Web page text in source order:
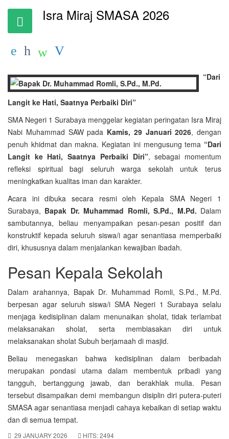
Isra Miraj SMASA 2026
“Dari
Langit ke Hati, Saatnya Perbaiki Diri”
SMA Negeri 1 Surabaya menggelar kegiatan peringatan Isra Miraj
Nabi Muhammad SAW pada Kamis, 29 Januari 2026, dengan
penuh khidmat dan makna. Kegiatan ini mengusung tema “Dari
Langit ke Hati, Saatnya Perbaiki Diri”, sebagai momentum
refleksi spiritual bagi seluruh warga sekolah untuk terus
meningkatkan kualitas iman dan karakter.
Acara ini dibuka secara resmi oleh Kepala SMA Negeri 1
Surabaya, Bapak Dr. Muhammad Romli, S.Pd., M.Pd. Dalam
sambutannya, beliau menyampaikan pesan-pesan positif dan
konstruktif kepada seluruh siswa/i agar senantiasa memperbaiki
diri, khususnya dalam menjalankan kewajiban ibadah.
Pesan Kepala Sekolah
Dalam arahannya, Bapak Dr. Muhammad Romli, S.Pd., M.Pd.
berpesan agar seluruh siswa/i SMA Negeri 1 Surabaya selalu
menjaga kedisiplinan dalam menunaikan sholat, tidak terlambat
melaksanakan sholat, serta membiasakan diri untuk
melaksanakan sholat Subuh berjamaah di masjid.
Beliau menegaskan bahwa kedisiplinan dalam beribadah
merupakan pondasi utama dalam membentuk pribadi yang
tangguh, bertanggung jawab, dan berakhlak mulia. Pesan
tersebut disampaikan demi membangun disiplin diri putera-puteri
SMASA agar senantiasa menjadi cahaya kebaikan di setiap waktu
dan di semua tempat.
29 JANUARY 2026 HITS: 2494